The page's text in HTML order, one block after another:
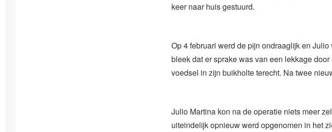
keer naar huis gestuurd.
Op 4 februari werd de pijn ondraaglijk en
bleek dat er sprake was van een lekkage
voedsel in zijn buikholte terecht. Na twee
Julio Martina kon na de operatie niets meer
uiteindelijk opnieuw werd opgenomen in het